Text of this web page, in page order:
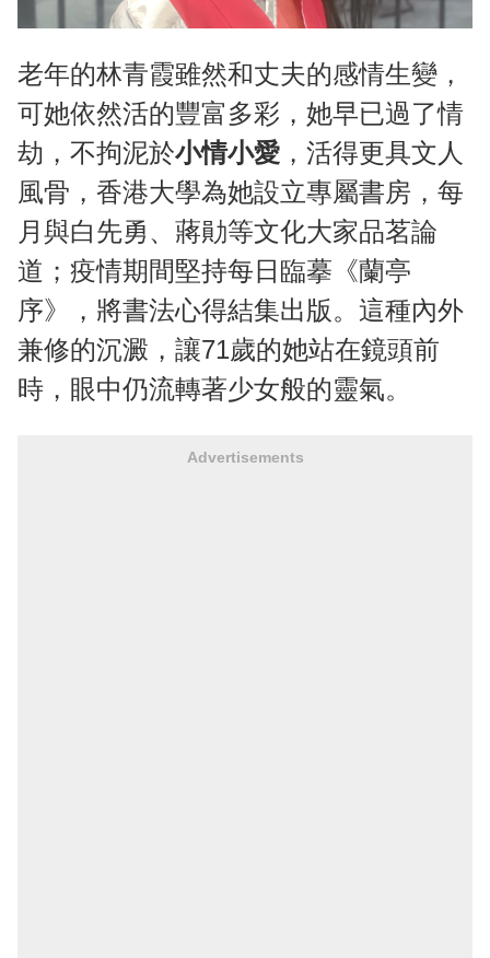
老年的林青霞雖然和丈夫的感情生變，
可她依然活的豐富多彩，她早已過了情
劫，不拘泥於小情小愛 ，活得更具文人
風骨，香港大學為她設立專屬書房，每
月與白先勇、蔣勛等文化大家品茗論
道；疫情期間堅持每日臨摹《蘭亭
序》，將書法心得結集出版。這種內外
兼修的沉澱，讓71歲的她站在鏡頭前
時，眼中仍流轉著少女般的靈氣。
Advertisements